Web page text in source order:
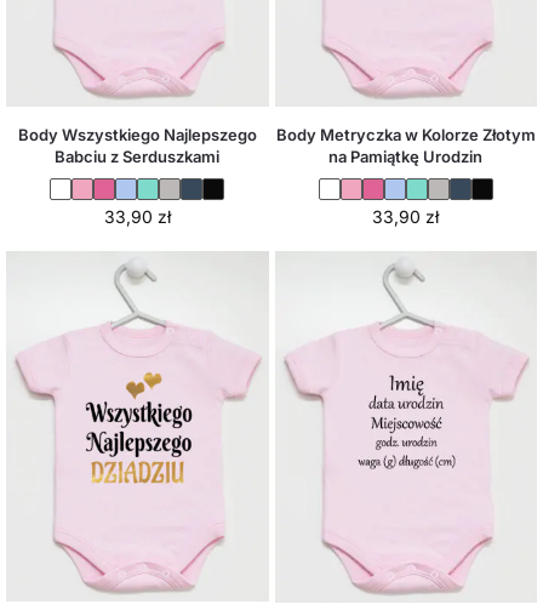
Body Wszystkiego Najlepszego
Babciu z Serduszkami
33,90 zł
Body Metryczka w Kolorze Złotym
na Pamiątkę Urodzin
33,90zł